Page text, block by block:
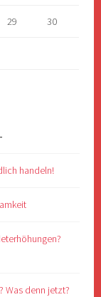
29 30
handeln!
Was denn jetzt?